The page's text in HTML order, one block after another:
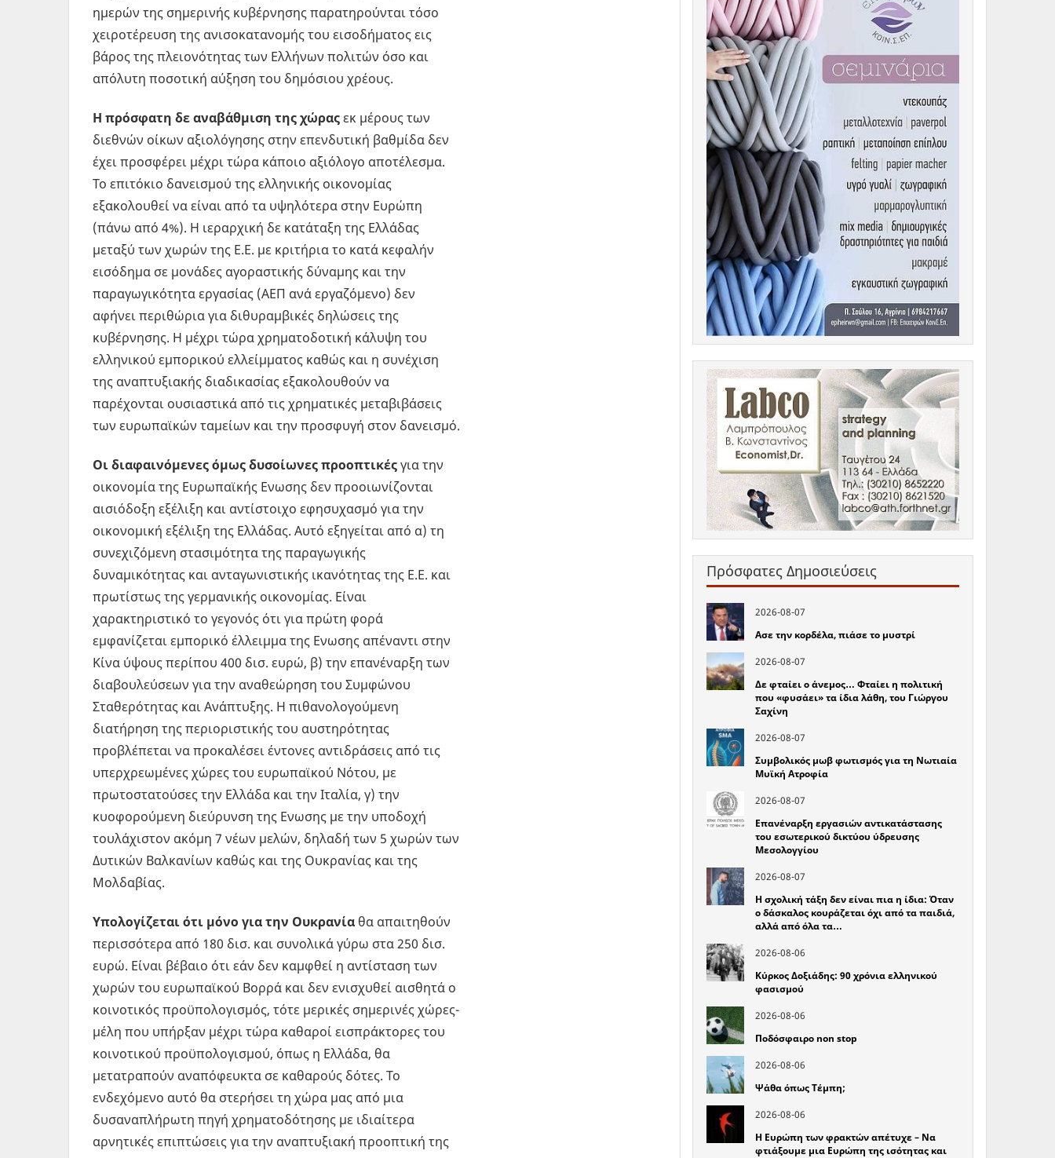
ημερών της σημερινής κυβέρνησης παρατηρούνται τόσο
χειροτέρευση της ανισοκατανομής του εισοδήματος εις
βάρος της πλειονότητας των Ελλήνων πολιτών όσο και
απόλυτη ποσοτική αύξηση του δημόσιου χρέους.
Η πρόσφατη δε αναβάθμιση της χώραςεκ μέρους των
διεθνών οίκων αξιολόγησης στην επενδυτική βαθμίδα δεν
έχει προσφέρει μέχρι τώρα κάποιο αξιόλογο αποτέλεσμα.
Το επιτόκιο δανεισμού της ελληνικής οικονομίας
εξακολουθεί να είναι από τα υψηλότερα στην Ευρώπη
(πάνω από 4%). Η ιεραρχική δε κατάταξη της Ελλάδας
μεταξύ των χωρών της Ε.Ε. με κριτήρια το κατά κεφαλήν
εισόδημα σε μονάδες αγοραστικής δύναμης και την
παραγωγικότητα εργασίας (ΑΕΠ ανά εργαζόμενο) δεν
αφήνει περιθώρια για διθυραμβικές δηλώσεις της
κυβέρνησης. Η μέχρι τώρα χρηματοδοτική κάλυψη του
ελληνικού εμπορικού ελλείμματος καθώς και η συνέχιση
της αναπτυξιακής διαδικασίας εξακολουθούν να
παρέχονται ουσιαστικά από τις χρηματικές μεταβιβάσεις
των ευρωπαϊκών ταμείων και την προσφυγή στον δανεισμό.
Οι διαφαινόμενες όμως δυσοίωνες προοπτικέςγια την
οικονομία της Ευρωπαϊκής Ενωσης δεν προοιωνίζονται
αισιόδοξη εξέλιξη και αντίστοιχο εφησυχασμό για την
οικονομική εξέλιξη της Ελλάδας. Αυτό εξηγείται από α) τη
συνεχιζόμενη στασιμότητα της παραγωγικής
δυναμικότητας και ανταγωνιστικής ικανότητας της Ε.Ε. και
πρωτίστως της γερμανικής οικονομίας. Είναι
χαρακτηριστικό το γεγονός ότι για πρώτη φορά
εμφανίζεται εμπορικό έλλειμμα της Ενωσης απέναντι στην
Κίνα ύψους περίπου 400 δισ. ευρώ, β) την επανέναρξη των
διαβουλεύσεων για την αναθεώρηση του Συμφώνου
Σταθερότητας και Ανάπτυξης. Η πιθανολογούμενη
διατήρηση της περιοριστικής του αυστηρότητας
προβλέπεται να προκαλέσει έντονες αντιδράσεις από τις
υπερχρεωμένες χώρες του ευρωπαϊκού Νότου, με
πρωτοστατούσες την Ελλάδα και την Ιταλία, γ) την
κυοφορούμενη διεύρυνση της Ενωσης με την υποδοχή
τουλάχιστον ακόμη 7 νέων μελών, δηλαδή των 5 χωρών των
Δυτικών Βαλκανίων καθώς και της Ουκρανίας και της
Μολδαβίας.
Υπολογίζεται ότι μόνο για την Ουκρανία θα απαιτηθούν
περισσότερα από 180 δισ. και συνολικά γύρω στα 250 δισ.
ευρώ. Είναι βέβαιο ότι εάν δεν καμφθεί η αντίσταση των
χωρών του ευρωπαϊκού Βορρά και δεν ενισχυθεί αισθητά ο
κοινοτικός προϋπολογισμός, τότε μερικές σημερινές χώρες-
μέλη που υπήρξαν μέχρι τώρα καθαροί εισπράκτορες του
κοινοτικού προϋπολογισμού, όπως η Ελλάδα, θα
μετατραπούν αναπόφευκτα σε καθαρούς δότες. Το
ενδεχόμενο αυτό θα στερήσει τη χώρα μας από μια
δυσαναπλήρωτη πηγή χρηματοδότησης με ιδιαίτερα
αρνητικές επιπτώσεις για την αναπτυξιακή προοπτική της
Πρόσφατες Δημοσιεύσεις
2026-08-07
Ασε την κορδέλα, πιάσε το μυστρί
2026-08-07
Δε φταίει ο άνεμος… Φταίει η πολιτική
που «φυσάει» τα ίδια λάθη, του Γιώργου
Σαχίνη
2026-08-07
Συμβολικός μωβ φωτισμός για τη Νωτιαία
Μυϊκή Ατροφία
2026-08-07
Επανέναρξη εργασιών αντικατάστασης
του εσωτερικού δικτύου ύδρευσης
Μεσολογγίου
2026-08-07
Η σχολική τάξη δεν είναι πια η ίδια: Όταν
ο δάσκαλος κουράζεται όχι από τα παιδιά,
αλλά από όλα τα…
2026-08-06
Κύρκος Δοξιάδης: 90 χρόνια ελληνικού
φασισμού
2026-08-06
Ποδόσφαιρο non stop
2026-08-06
Ψάθα όπως Τέμπη;
2026-08-06
Η Ευρώπη των φρακτών απέτυχε – Να
φτιάξουμε μια Ευρώπη της ισότητας και